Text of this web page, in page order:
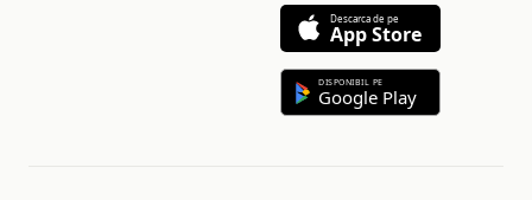
Descarca de pe
App Store
DISPONIBIL PE
Google Play